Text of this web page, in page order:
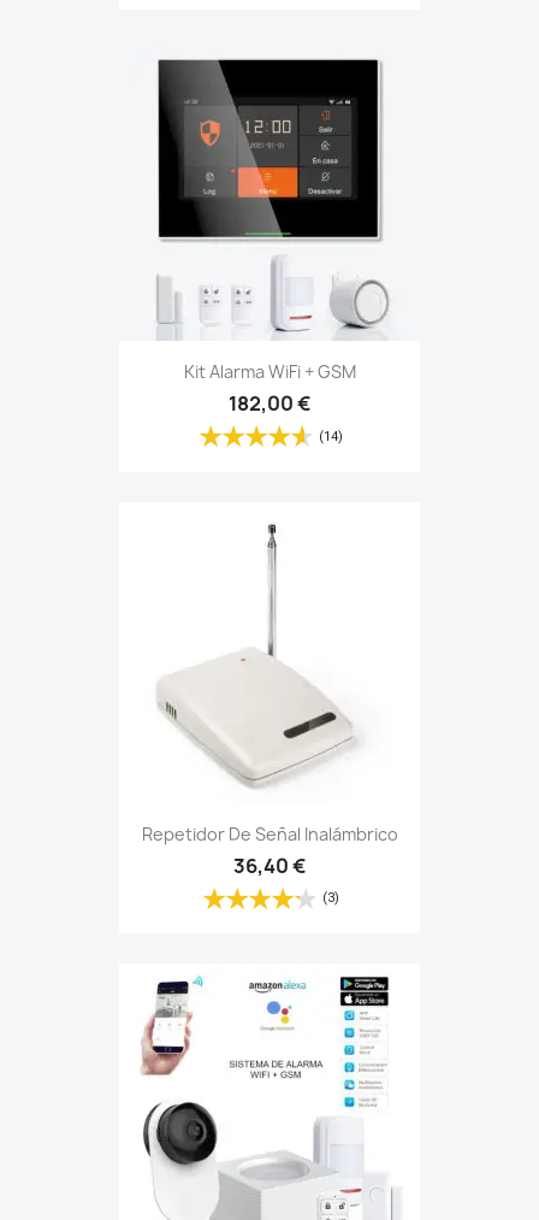
Kit Alarma WiFi + GSM
182,00 €
(14)
Repetidor De Señal Inalámbrico
36,40 €
(3)